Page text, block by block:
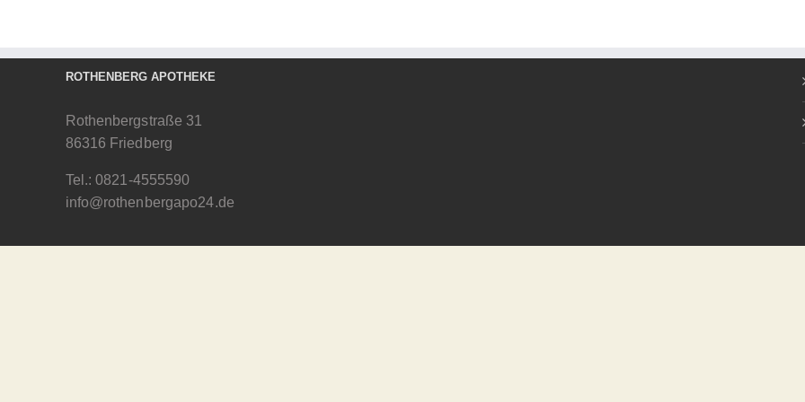
ROTHENBERG APOTHEKE
Rothenbergstraße 31
86316 Friedberg
Tel.:0821-4555590
info@rothenbergapo24.de